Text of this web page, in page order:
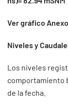
Ver gráfico
Niveles y
Los niveles
comportamiento
de la fecha.